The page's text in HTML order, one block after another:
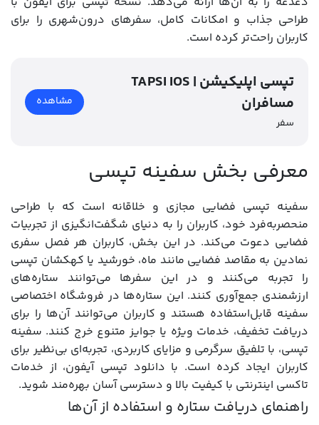
طراحی جذاب و امکانات کامل، سفرهای درون‌شهری را برای
کاربران راحت‌تر کرده است.
TAPSI IOS | تپسی اپلیکیشن
مسافران
سفر
مشاهده
معرفی بخش سفینه تپسی
سفینه تپسی فضایی مجازی و خلاقانه است که با طراحی
منحصربه‌فرد خود، کاربران را به دنیای شگفت‌انگیزی از تجربیات
فضایی دعوت می‌کند. در این بخش، کاربران هر فصل سفری
نمادین به مقاصد فضایی مانند ماه، خورشید یا کهکشان تپسی
را تجربه می‌کنند و در این سفرها می‌توانند ستاره‌های
ارزشمندی جمع‌آوری کنند. این ستاره‌ها در فروشگاه اختصاصی
سفینه قابل‌استفاده هستند و کاربران می‌توانند آن‌ها را برای
دریافت تخفیف، خدمات ویژه یا جوایز متنوع خرج کنند. سفینه
تپسی، با تلفیق سرگرمی و مزایای کاربردی، تجربه‌ای بی‌نظیر برای
کاربران ایجاد کرده است. با دانلود تپسی آیفون، از خدمات
تاکسی اینترنتی با کیفیت بالا و دسترسی آسان بهره‌مند شوید.
راهنمای دریافت ستاره و استفاده از آن‌ها